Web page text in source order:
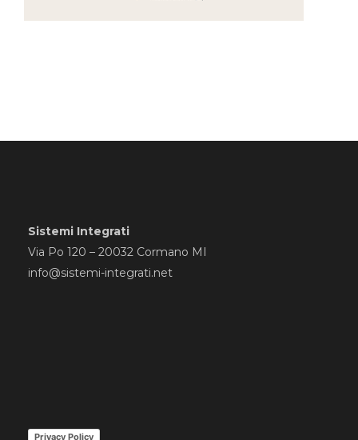
Sistemi Integrati
Via Po 120 – 20032 Cormano MI
info@sistemi-integrati.net
Privacy Policy